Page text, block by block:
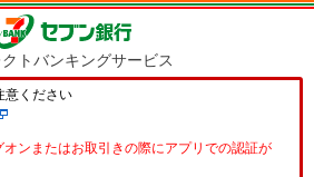
トバンキングサービス
意ください
ンまたはお取引きの際にアプリでの認証が